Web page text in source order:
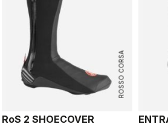
ROSSO CORSA
RoS 2 SHOECOVER